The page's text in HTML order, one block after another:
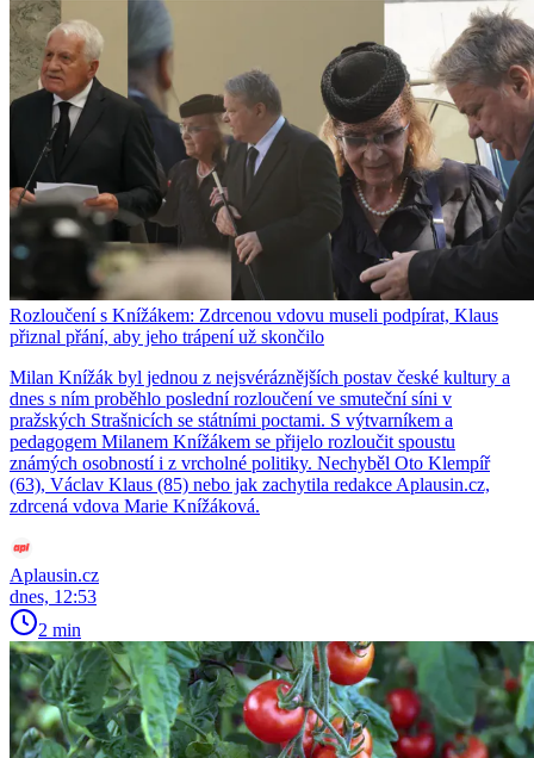
Rozloučení s Knížákem: Zdrcenou vdovu museli podpírat, Klaus
přiznal přání, aby jeho trápení už skončilo
Milan Knížák byl jednou z nejsvéráznějších postav české kultury a
dnes s ním proběhlo poslední rozloučení ve smuteční síni v
pražských Strašnicích se státními poctami. S výtvarníkem a
pedagogem Milanem Knížákem se přijelo rozloučit spoustu
známých osobností i z vrcholné politiky. Nechyběl Oto Klempíř
(63), Václav Klaus (85) nebo jak zachytila redakce Aplausin.cz,
zdrcená vdova Marie Knížáková.
Aplausin.cz
dnes, 12:53
2 min